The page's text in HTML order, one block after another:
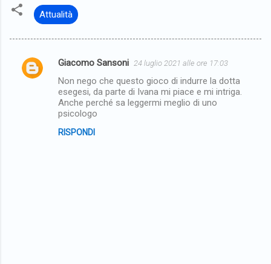
Attualità
C
Giacomo Sansoni 24 luglio 2021 alle ore 17:03
Non nego che questo gioco di indurre la dotta
esegesi, da parte di Ivana mi piace e mi intriga.
Anche perché sa leggermi meglio di uno
psicologo
RISPONDI